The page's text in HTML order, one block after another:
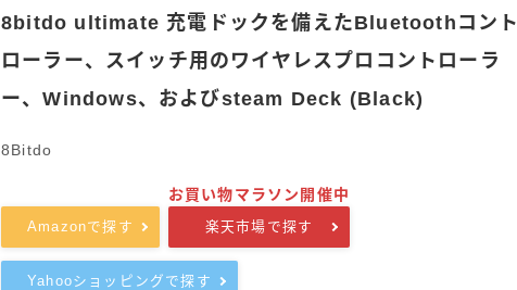
8bitdo ultimate 充電ドックを備えたBluetoothコント
ローラー、スイッチ用のワイヤレスプロコントローラ
ー、Windows、およびsteam Deck (Black)
8Bitdo
Amazonで探す 楽天市場で探す
Yahooショッピングで探す